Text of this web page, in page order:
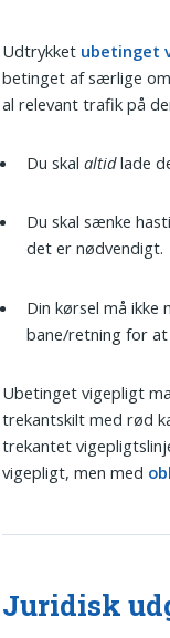
Udtrykket ubetinget
betinget af særlige
al relevant trafik på
Du skalaltidlade
Du skal sænke
det er nødvendigt.
Din kørsel må
bane/retning for
Ubetinget vigepligt
trekantskilt med rød
trekantet
vigepligt, men med
Juridisk